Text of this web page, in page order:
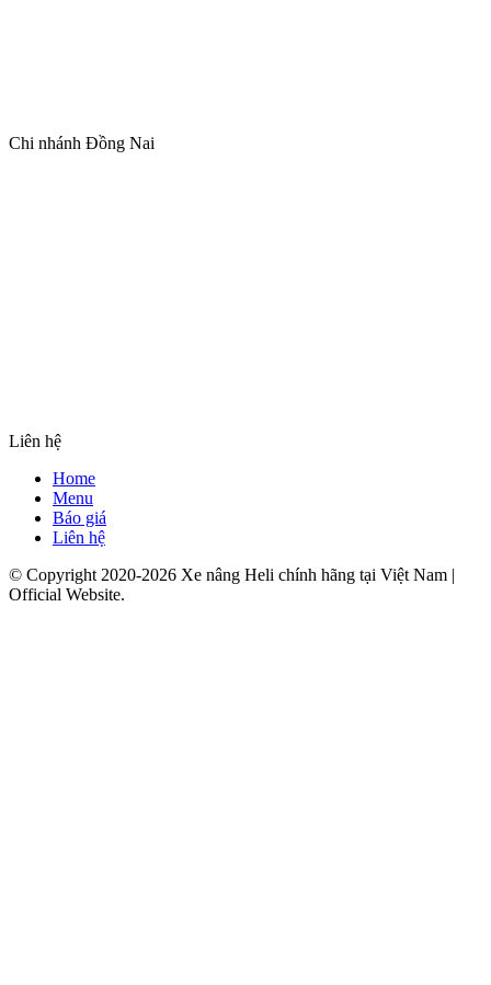
Chi nhánh Đồng Nai
Liên hệ
Home
Menu
Báo giá
Liên hệ
© Copyright 2020-2026 Xe nâng Heli chính hãng tại Việt Nam |
Official Website.